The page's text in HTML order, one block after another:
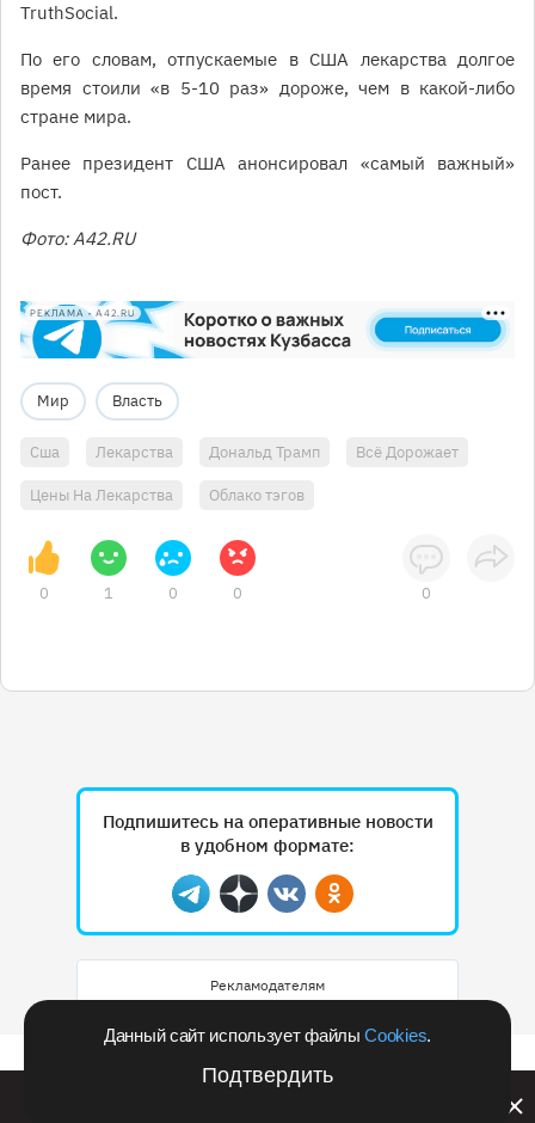
Данный сайт использует файлыCookies.
Подтвердить
TruthSocial.
По его словам, отпускаемые в США лекарства долгое
время стоили «в 5-10 раз» дороже, чем в какой-либо
стране мира.
Ранее президент США анонсировал «самый важный»
пост.
Фото: А42.RU
РЕКЛАМА • A42.RU
Мир Власть
Сша Лекарства Дональд Трамп Всё Дорожает
Цены На Лекарства Облако тэгов
0 1 0 0 0
Подпишитесь на оперативные новости
в удобном формате:
Telegram
ДзенВконтактеОдноклассники
Рекламодателям
Билайн запустил в Кемеровской области акцию с